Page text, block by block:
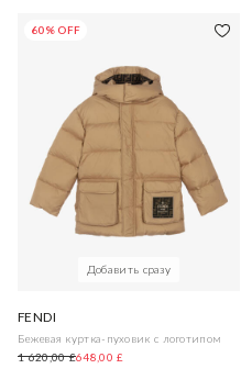
60% OFF
Добавить сразу
FENDI
Бежевая куртка-пуховик с логотипом
1 620,00 £648,00 £